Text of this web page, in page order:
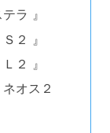
ラ 』
２ 』
２ 』
オス２